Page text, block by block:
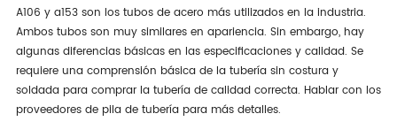
A106 y a153 son los tubos de acero más utilizados en la industria.
Ambos tubos son muy similares en apariencia. Sin embargo, hay
algunas diferencias básicas en las especificaciones y calidad. Se
requiere una comprensión básica de la tubería sin costura y
soldada para comprar la tubería de calidad correcta. Hablar con los
proveedores de pila de tubería para más detalles.